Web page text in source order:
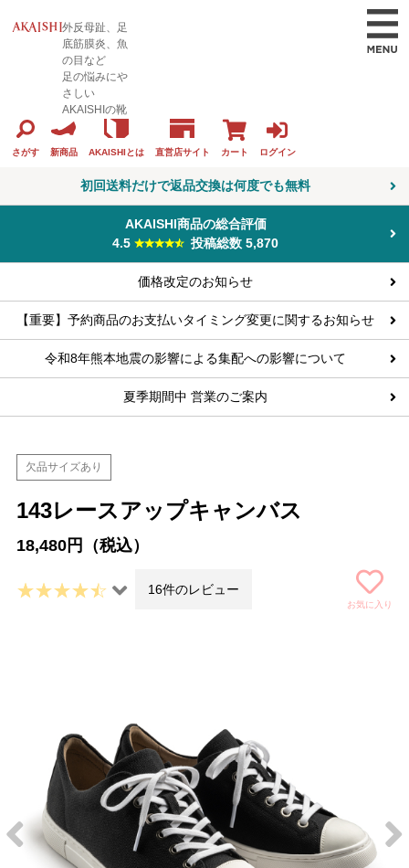
外反母趾、足
底筋膜炎、魚
の目など
足の悩みにや
さしい
AKAISHIの靴
さがす 新商品 AKAISHIとは 直営店サイト カート ログイン
初回送料だけで返品交換は何度でも無料
AKAISHI商品の総合評価
4.5
投稿総数 5,870
価格改定のお知らせ
【重要】予約商品のお支払いタイミング変更に関するお知らせ
令和8年熊本地震の影響による集配への影響について
夏季期間中 営業のご案内
欠品サイズあり
143レースアップキャンバス
18,480円（税込）
16件のレビュー
お気に入り